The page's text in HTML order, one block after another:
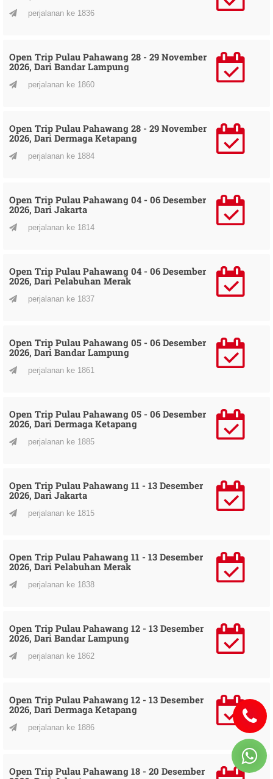
perjalanan ke 1836
Open Trip Pulau Pahawang 28 - 29 November
2026, Dari Bandar Lampung
perjalanan ke 1860
Open Trip Pulau Pahawang 28 - 29 November
2026, Dari Dermaga Ketapang
perjalanan ke 1884
Open Trip Pulau Pahawang 04 - 06 Desember
2026, Dari Jakarta
perjalanan ke 1814
Open Trip Pulau Pahawang 04 - 06 Desember
2026, Dari Pelabuhan Merak
perjalanan ke 1837
Open Trip Pulau Pahawang 05 - 06 Desember
2026, Dari Bandar Lampung
perjalanan ke 1861
Open Trip Pulau Pahawang 05 - 06 Desember
2026, Dari Dermaga Ketapang
perjalanan ke 1885
Open Trip Pulau Pahawang 11 - 13 Desember
2026, Dari Jakarta
perjalanan ke 1815
Open Trip Pulau Pahawang 11 - 13 Desember
2026, Dari Pelabuhan Merak
perjalanan ke 1838
Open Trip Pulau Pahawang 12 - 13 Desember
2026, Dari Bandar Lampung
perjalanan ke 1862
Open Trip Pulau Pahawang 12 - 13 Desember
2026, Dari Dermaga Ketapang
perjalanan ke 1886
Open Trip Pulau Pahawang 18 - 20 Desember